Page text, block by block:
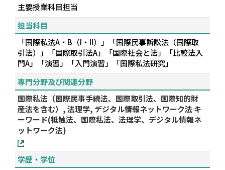
主要授業科目担当
担当科目
「国際私法A・B（I・II）」「国際民事訴訟法（国際取
引法）」「国際取引法A」「国際社会と法」「比較法入
門A」「演習」「入門演習」「国際私法研究」
専門分野及び関連分野
国際私法（国際民事手続法、国際取引法、国際知的財
産法を含む）, 法理学, デジタル情報ネットワーク法 キ
ーワード(牴触法、国際私法、法理学、デジタル情報ネ
ットワーク法)
学歴・学位